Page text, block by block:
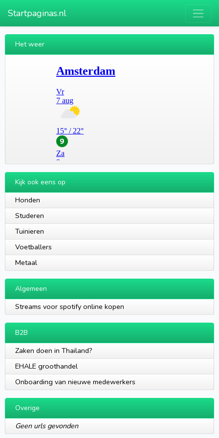
Startpaginas.nl
Het weer
Kijk ook eens op
Honden
Studeren
Tuinieren
Voetballers
Metaal
Algemeen
Streams voor spotify online kopen
B2B
Zaken doen in Thailand?
EHALE groothandel
Onboarding van nieuwe medewerkers
Overige
Geen urls gevonden